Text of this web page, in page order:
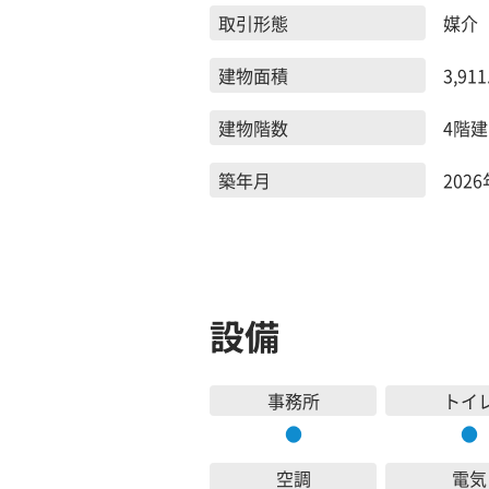
取引形態
媒介
建物面積
建物階数
4階建
築年月
2026
設備
事務所
●
トイ
●
空調
電気